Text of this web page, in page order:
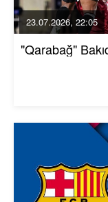
23.07.2026, 22:05
"Qarabağ"